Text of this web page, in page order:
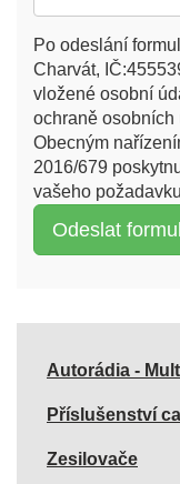
Po odeslání
Charvát,
vložené osobní
ochraně osobních
Obecným
2016/679
vašeho
Autorádia -
Příslušenství
Zesilovače